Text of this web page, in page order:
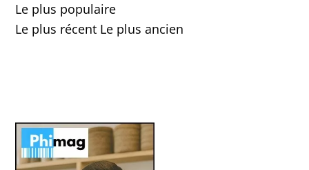
Le plus populaire
Le plus récent Le plus ancien